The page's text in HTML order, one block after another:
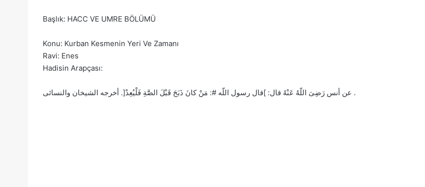
Başlık: HACC VE UMRE BÖLÜMÜ
Konu: Kurban Kesmenin Yeri Ve Zamanı
Ravi: Enes
Hadisin Arapçası:
عن أنس رَضِىَ اللّهُ عَنْهُ قال: ]قال رسول اللّه #: مَنْ كانَ ذَبَحَ قَبْلَ الصََّةِ فَلْيُعِدْ[. أخرجه الشيخان والنسائى .